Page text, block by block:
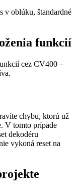
v oblúku, štandardné
funkcií
cez CV400 –
chybu, ktorú už
V tomto prípade
dekodéru
vykoná reset na